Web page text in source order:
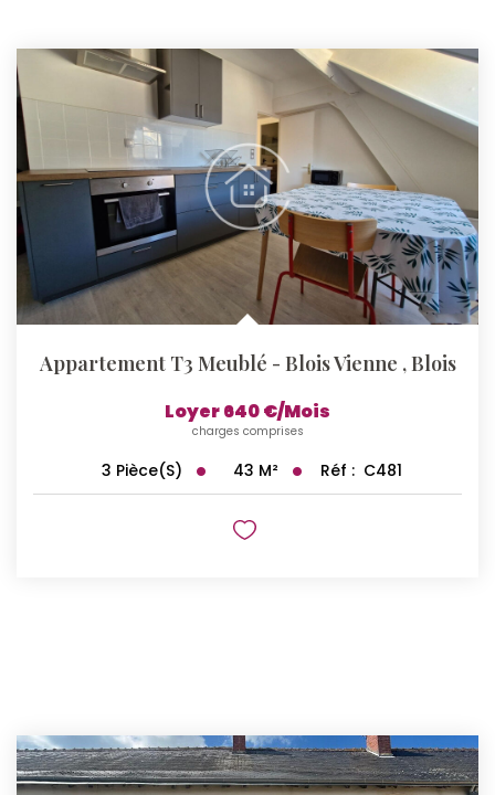
Appartement T3 Meublé - Blois Vienne ,Blois
Loyer 640 €/mois
charges comprises
3 Pièce(s) 43 M² Réf : C481